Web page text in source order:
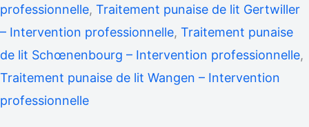
professionnelle, Traitement punaise de lit Gertwiller
– Intervention professionnelle, Traitement punaise
de lit Schœnenbourg – Intervention professionnelle,
Traitement punaise de lit Wangen – Intervention
professionnelle